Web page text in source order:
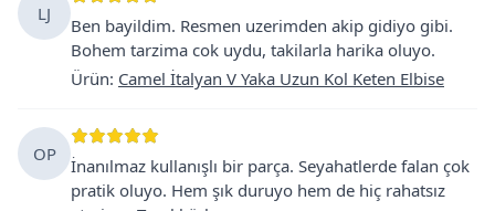
LJ
Ben bayildim. Resmen uzerimden akip gidiyo gibi.
Bohem tarzima cok uydu, takilarla harika oluyo.
Ürün: Camel İtalyan V Yaka Uzun Kol Keten Elbise
OP
İnanılmaz kullanışlı bir parça. Seyahatlerde falan çok
pratik oluyo. Hem şık duruyo hem de hiç rahatsız